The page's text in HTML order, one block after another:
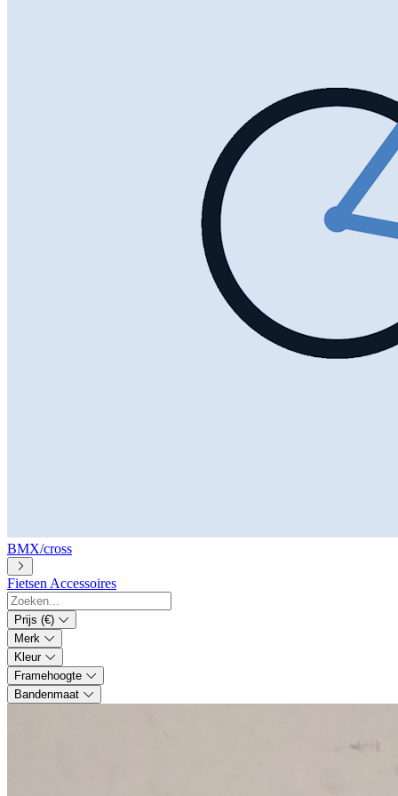
BMX/cross
Fietsen Accessoires
Prijs (€)
Merk
Kleur
Framehoogte
Bandenmaat